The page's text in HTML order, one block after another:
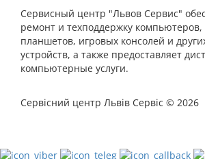
Сервисный центр "Львов Сервис"
ремонт и техподдержку компьютеров,
планшетов, игровых консолей и
устройств, а также предоставляет
компьютерные услуги.
Сервісний центр Львів Сервіс © 2026